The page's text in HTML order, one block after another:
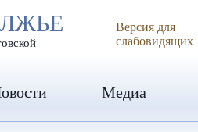
Версия для
слабовидящих
Медиа